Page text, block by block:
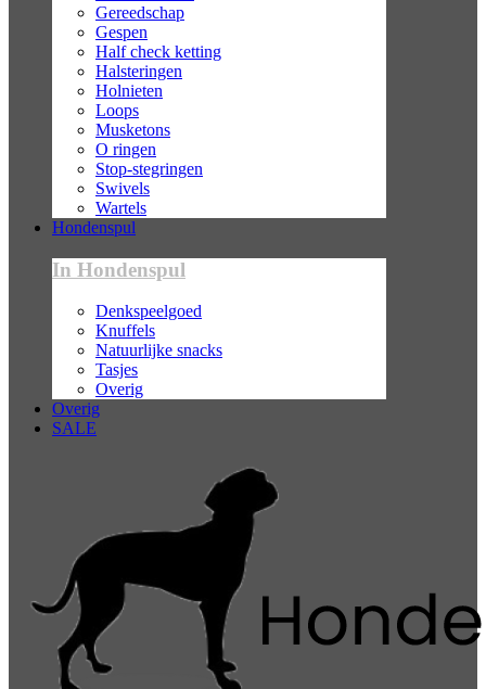
Gereedschap
Gespen
Half check ketting
Halsteringen
Holnieten
Loops
Musketons
O ringen
Stop-stegringen
Swivels
Wartels
Hondenspul
In Hondenspul
Denkspeelgoed
Knuffels
Natuurlijke snacks
Tasjes
Overig
Overig
SALE